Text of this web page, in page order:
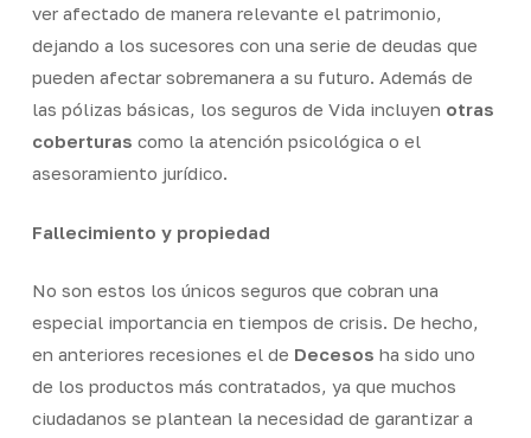
ver afectado de manera relevante el patrimonio,
dejando a los sucesores con una serie de deudas que
pueden afectar sobremanera a su futuro. Además de
las pólizas básicas, los seguros de Vida incluyen otras
coberturas como la atención psicológica o el
asesoramiento jurídico.
Fallecimiento y propiedad
No son estos los únicos seguros que cobran una
especial importancia en tiempos de crisis. De hecho,
en anteriores recesiones el de Decesos ha sido uno
de los productos más contratados, ya que muchos
ciudadanos se plantean la necesidad de garantizar a